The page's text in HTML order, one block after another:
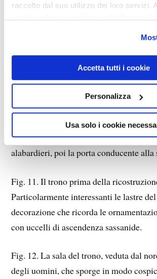
raccolto dal suo utilizzo dei loro servizi.
Accetta tutti i cookie
Personalizza
Usa solo i cookie
decorazioni a tratti geometriche, a tratti
(leone, cervo, cinghiale, una
della parte superiore del muro, con i
loggione e le finestre che danno luce
alabardieri (a destra) e alla sala del
Fig. 10. Veduta della loggia verso il
all’estrema destra la finestra squadrata
alabardieri, poi la porta conducente alla
Fig. 11. Il trono prima della
Particolarmente interessanti le lastre
decorazione che ricorda le
con uccelli di ascendenza sassanide.
Fig. 12. La sala del trono, veduta dal
degli uomini, che sporge in modo